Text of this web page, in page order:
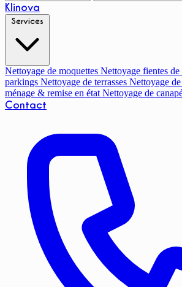
Klinova
Nettoyage de moquettes Nettoyage fientes de
parkings Nettoyage de terrasses Nettoyage
ménage & remise en état Nettoyage de
Contact